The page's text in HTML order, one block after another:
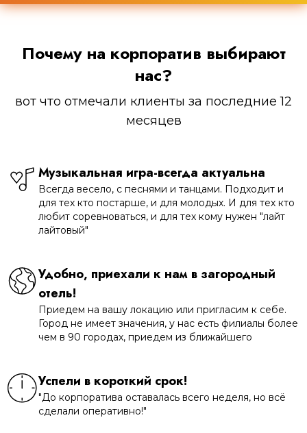
Почему на корпоратив выбирают
нас?
вот что отмечали клиенты за последние 12
месяцев
Музыкальная игра-всегда актуальна
Всегда весело, с песнями и танцами. Подходит и
для тех кто постарше, и для молодых. И для тех кто
любит соревноваться, и для тех кому нужен "лайт
лайтовый"
Удобно, приехали к нам в загородный
отель!
Приедем на вашу локацию или пригласим к себе.
Город не имеет значения, у нас есть филиалы более
чем в 90 городах, приедем из ближайшего
Успели в короткий срок!
"До корпоратива оставалась всего неделя, но всё
сделали оперативно!"